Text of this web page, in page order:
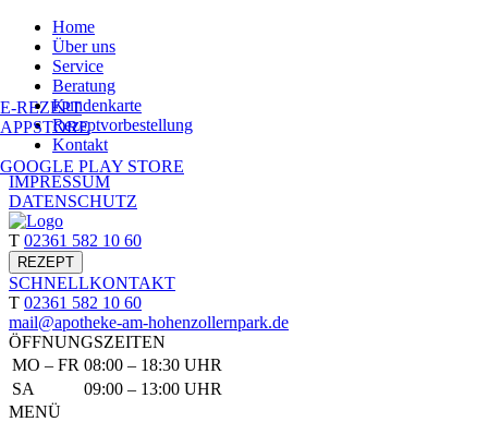
Home
Über uns
Service
Beratung
Kundenkarte
Rezept­vorbestellung
Kontakt
IMPRESSUM
DATENSCHUTZ
T 02361 582 10 60
REZEPT
E-REZEPT
APPSTORE
GOOGLE PLAY STORE
SCHNELLKONTAKT
T 02361 582 10 60
mail@apotheke-am-hohenzollernpark.de
ÖFFNUNGSZEITEN
MO – FR 08:00 – 18:30 UHR
SA
09:00 – 13:00 UHR
MENÜ